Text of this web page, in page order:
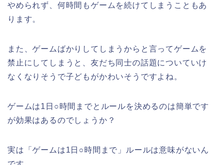
やめられず、何時間もゲームを続けてしまうこともあ
ります。
また、ゲームばかりしてしまうからと言ってゲームを
禁止にしてしまうと、友だち同士の話題についていけ
なくなりそうで子どもがかわいそうですよね。
ゲームは1 日○時間までとルールを決めるのは簡単です
が効果はあるのでしょうか？
実は「ゲームは1 日○時間まで」ルールは意味がないん